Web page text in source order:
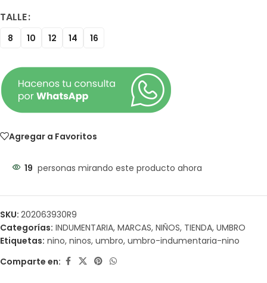
TALLE
8 10 12 14 16
Agregar a Favoritos
19 personas mirando este producto ahora
SKU: 202063930R9
Categorías: INDUMENTARIA, MARCAS, NIÑOS, TIENDA, UMBRO
Etiquetas: nino, ninos, umbro, umbro-indumentaria-nino
Comparte en: